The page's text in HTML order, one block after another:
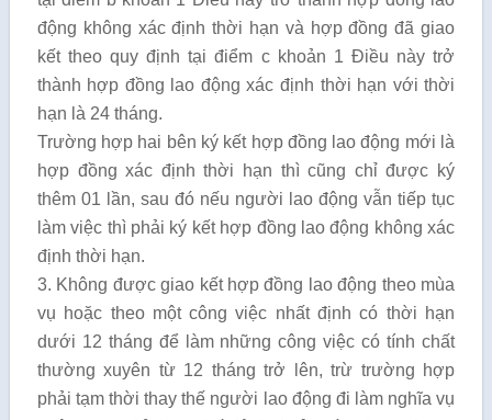
động không xác định thời hạn và hợp đồng đã giao
kết theo quy định tại điểm c khoản 1 Điều này trở
thành hợp đồng lao động xác định thời hạn với thời
hạn là 24 tháng.
Trường hợp hai bên ký kết hợp đồng lao động mới là
hợp đồng xác định thời hạn thì cũng chỉ được ký
thêm 01 lần, sau đó nếu người lao động vẫn tiếp tục
làm việc thì phải ký kết hợp đồng lao động không xác
định thời hạn.
3. Không được giao kết hợp đồng lao động theo mùa
vụ hoặc theo một công việc nhất định có thời hạn
dưới 12 tháng để làm những công việc có tính chất
thường xuyên từ 12 tháng trở lên, trừ trường hợp
phải tạm thời thay thế người lao động đi làm nghĩa vụ